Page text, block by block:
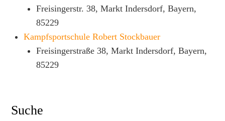
Freisingerstr. 38, Markt Indersdorf, Bayern,
85229
Kampfsportschule Robert Stockbauer
Freisingerstraße 38, Markt Indersdorf, Bayern,
85229
Suche